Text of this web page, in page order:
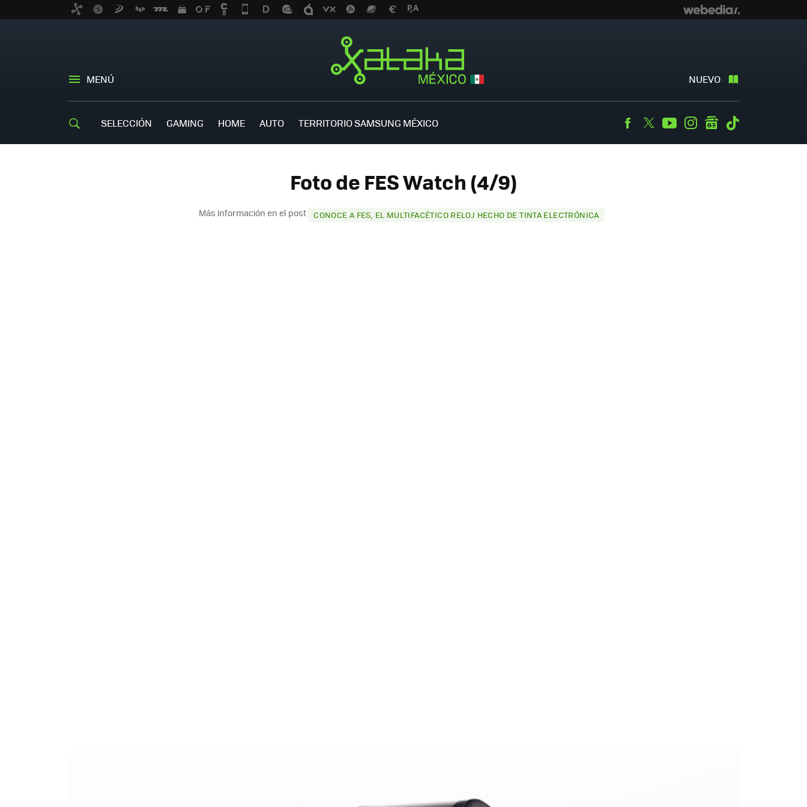
MENÚ NUEVO
SELECCIÓN GAMING HOME AUTO TERRITORIO SAMSUNG MÉXICO Facebook
TwitterYoutubeInstagramgooglenews
Foto de FES Watch (4/9)
Más información en el post CONOCE A FES, EL MULTIFACÉTICO RELOJ HECHO DE TINTA ELECTRÓNICA